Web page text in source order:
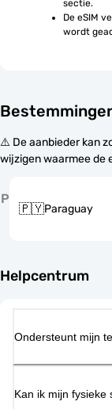
sectie.
De eSIM
wordt
⚠️ De aanbieder kan
wijzigen waarmee de
P
🇵🇾Paraguay
Helpcentrum
Ondersteunt mijn
Kan ik mijn fysieke